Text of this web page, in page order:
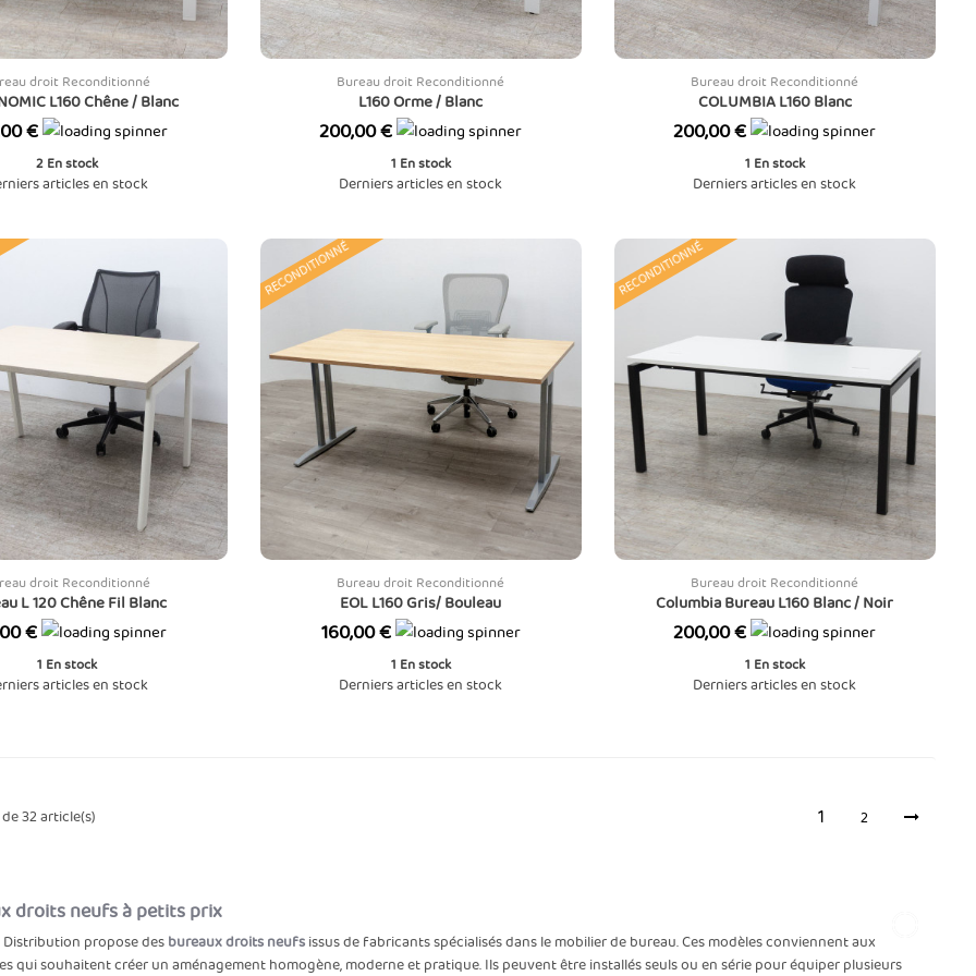
droit Reconditionné
L160 Chêne / Blanc
€
2 En stock
articles en stock
Bureau droit Reconditionné
L160 Orme / Blanc
Prix
200,00 €
1 En stock
Derniers articles en stock
Bureau droit Reconditionné
COLUMBIA L160 Blanc
Prix
200,00 €
1 En stock
Derniers articles en stock
droit Reconditionné
L 120 Chêne Fil Blanc
€
1 En stock
articles en stock
RECONDITIONNÉ
Bureau droit Reconditionné
EOL L160 Gris/ Bouleau
Prix
160,00 €
1 En stock
Derniers articles en stock
RECONDITIONNÉ
Bureau droit Reconditionné
Columbia Bureau L160 Blanc / Noir
Prix
200,00 €
1 En stock
Derniers articles en stock
32 article(s) 1 2
droits neufs à petits prix
Distribution propose desbureaux droits neufsissus de fabricants spécialisés dans le mobilier de bureau. Ces modèles conviennent aux
qui souhaitent créer un aménagement homogène, moderne et pratique. Ils peuvent être installés seuls ou en série pour équiper plusieurs